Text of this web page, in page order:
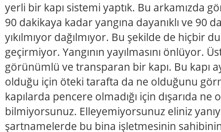
yerli bir kapı sistemi yaptık. Bu arkamızda
90 dakikaya kadar yangına dayanıklı ve 90
yıkılmıyor dağılmıyor. Bu şekilde de hiçbir
geçirmiyor. Yangının yayılmasını önlüyor.
görünümlü ve transparan bir kapı. Bu kapı
olduğu için öteki tarafta da ne olduğunu
kapılarda pencere olmadığı için dışarıda ne
bilmiyorsunuz. Elleyemiyorsunuz eliniz
şartnamelerde bu bina işletmesinin